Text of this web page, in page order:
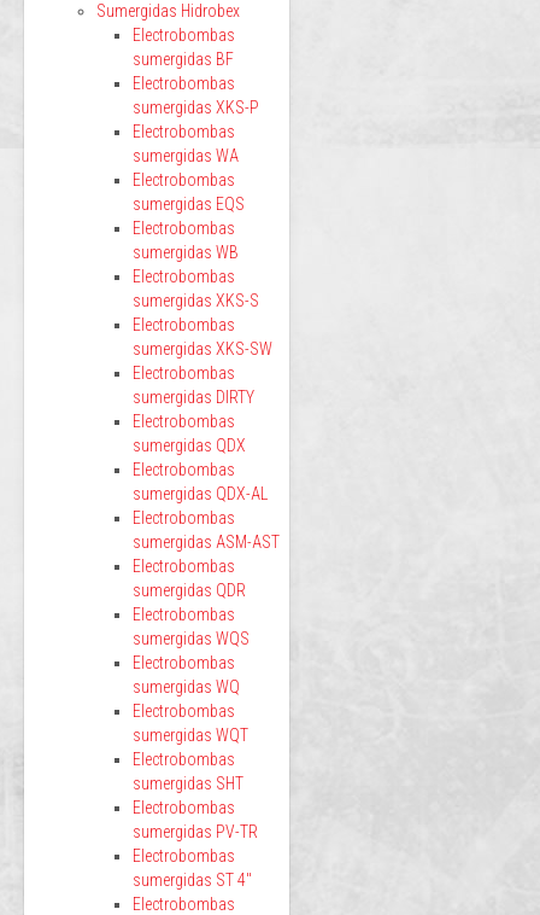
Sumergidas Hidrobex
Electrobombas
sumergidas BF
Electrobombas
sumergidas XKS-P
Electrobombas
sumergidas WA
Electrobombas
sumergidas EQS
Electrobombas
sumergidas WB
Electrobombas
sumergidas XKS-S
Electrobombas
sumergidas XKS-SW
Electrobombas
sumergidas DIRTY
Electrobombas
sumergidas QDX
Electrobombas
sumergidas QDX-AL
Electrobombas
sumergidas ASM-AST
Electrobombas
sumergidas QDR
Electrobombas
sumergidas WQS
Electrobombas
sumergidas WQ
Electrobombas
sumergidas WQT
Electrobombas
sumergidas SHT
Electrobombas
sumergidas PV-TR
Electrobombas
sumergidas ST 4"
Electrobombas